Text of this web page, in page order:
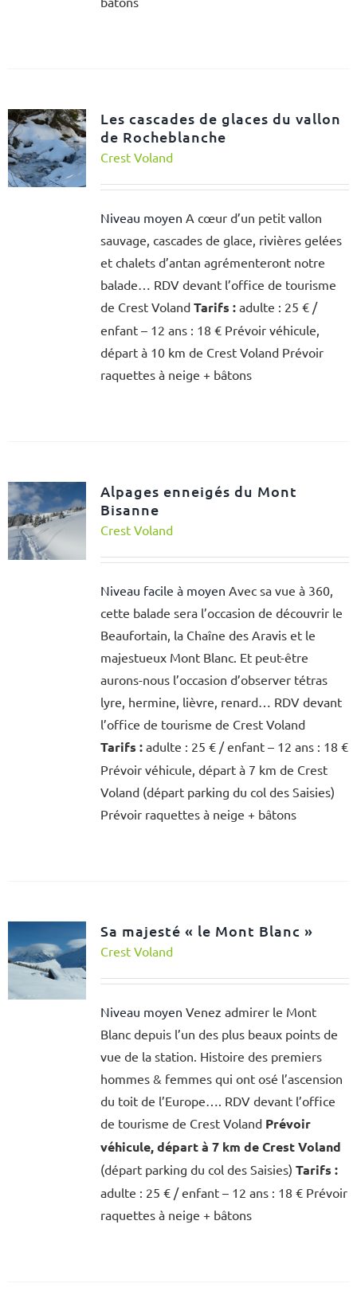
Les cascades de glaces du vallon
de Rocheblanche
Crest Voland
Niveau moyen A cœur d’un petit vallon
sauvage, cascades de glace, rivières gelées
et chalets d’antan agrémenteront notre
balade… RDV devant l’office de tourisme
de Crest Voland Tarifs :adulte : 25 € /
enfant – 12 ans : 18 € Prévoir véhicule,
départ à 10 km de Crest Voland Prévoir
raquettes à neige + bâtons
Alpages enneigés du Mont
Bisanne
Crest Voland
Niveau facile à moyen Avec sa vue à 360,
cette balade sera l’occasion de découvrir le
Beaufortain, la Chaîne des Aravis et le
majestueux Mont Blanc. Et peut-être
aurons-nous l’occasion d’observer tétras
lyre, hermine, lièvre, renard… RDV devant
l’office de tourisme de Crest Voland
Tarifs :adulte : 25 € / enfant – 12 ans : 18 €
Prévoir véhicule, départ à 7 km de Crest
Voland (départ parking du col des Saisies)
Prévoir raquettes à neige + bâtons
Sa majesté « le Mont Blanc »
Crest Voland
Niveau moyen Venez admirer le Mont
Blanc depuis l’un des plus beaux points de
vue de la station. Histoire des premiers
hommes & femmes qui ont osé l’ascension
du toit de l’Europe…. RDV devant l’office
de tourisme de Crest Voland Prévoir
véhicule, départ à 7 km de Crest Voland
(départ parking du col des Saisies) Tarifs :
adulte : 25 € / enfant – 12 ans : 18 € Prévoir
raquettes à neige + bâtons